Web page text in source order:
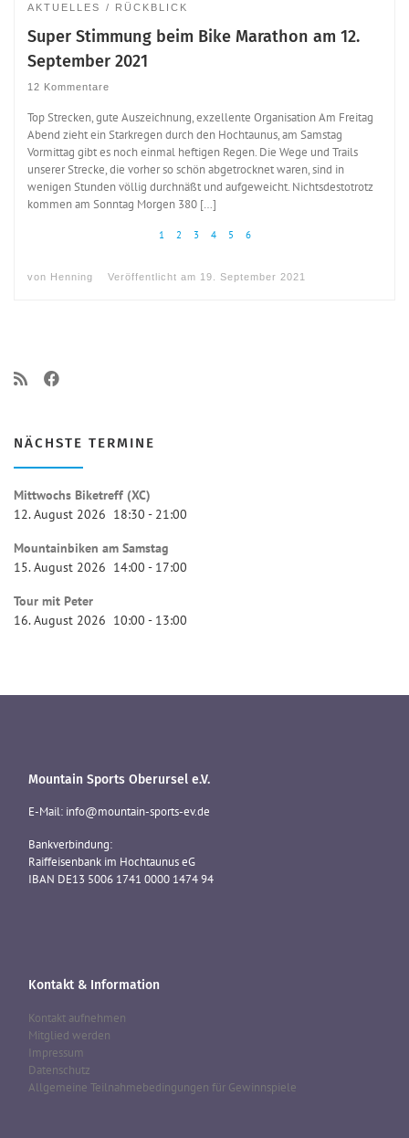
AKTUELLES RÜCKBLICK
Super Stimmung beim Bike Marathon am 12.
September 2021
12 Kommentare
Top Strecken, gute Auszeichnung, exzellente Organisation Am Freitag
Abend zieht ein Starkregen durch den Hochtaunus, am Samstag
Vormittag gibt es noch einmal heftigen Regen. Die Wege und Trails
unserer Strecke, die vorher so schön abgetrocknet waren, sind in
wenigen Stunden völlig durchnäßt und aufgeweicht. Nichtsdestotrotz
kommen am Sonntag Morgen 380 […]
1 2 3 4 5 6
von Henning Veröffentlicht am 19. September 2021
NÄCHSTE TERMINE
Mittwochs Biketreff (XC)
12. August 2026 18:30 - 21:00
Mountainbiken am Samstag
15. August 2026 14:00 - 17:00
Tour mit Peter
16. August 2026 10:00 - 13:00
Mountain Sports Oberursel e.V.
E-Mail: info@mountain-sports-ev.de
Bankverbindung:
Raiffeisenbank im Hochtaunus eG
IBAN DE13 5006 1741 0000 1474 94
Kontakt & Information
Kontakt aufnehmen
Mitglied werden
Impressum
Datenschutz
Allgemeine Teilnahmebedingungen für Gewinnspiele